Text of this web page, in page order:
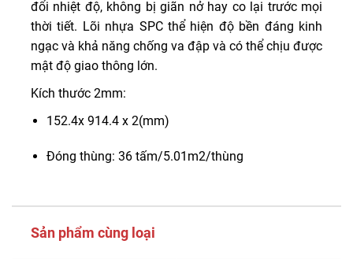
đổi nhiệt độ, không bị giãn nở hay co lại trước mọi
thời tiết. Lõi nhựa SPC thể hiện độ bền đáng kinh
ngạc và khả năng chống va đập và có thể chịu được
mật độ giao thông lớn.
Kích thước 2mm:
152.4x 914.4 x 2(mm)
Đóng thùng: 36 tấm/5.01m2/thùng
Sản phẩm cùng loại